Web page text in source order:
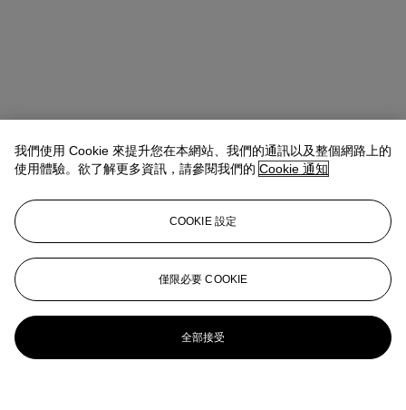
我們使用 Cookie 來提升您在本網站、我們的通訊以及整個網路上的
使用體驗。欲了解更多資訊，請參閱我們的 Cookie 通知
COOKIE 設定
僅限必要 COOKIE
全部接受